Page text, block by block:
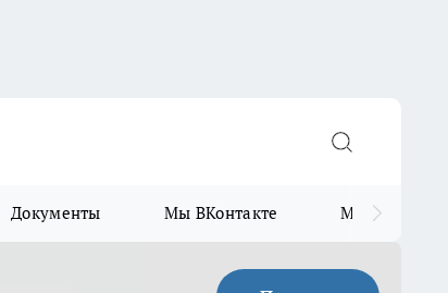
Документы Мы ВКонтакте Мы в